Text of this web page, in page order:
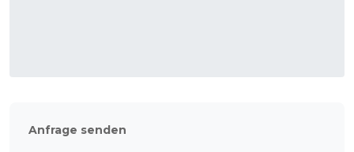
Anfrage senden